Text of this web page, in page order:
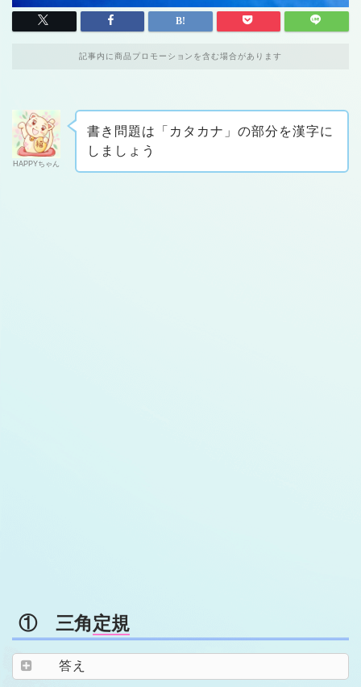
記事内に商品プロモーションを含む場合があります
HAPPYちゃん
書き問題は「カタカナ」の部分を漢字に
しましょう
① 三角定規
答え